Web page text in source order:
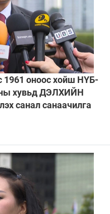
оноос хойш НҮБ-
хувьд ДЭЛХИЙН
санал санаачилга